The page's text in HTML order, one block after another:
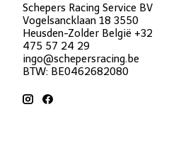
Schepers Racing Service BV
Vogelsancklaan 18 3550
Heusden-Zolder België +32
475 57 24 29
ingo@schepersracing.be
BTW: BE0462682080